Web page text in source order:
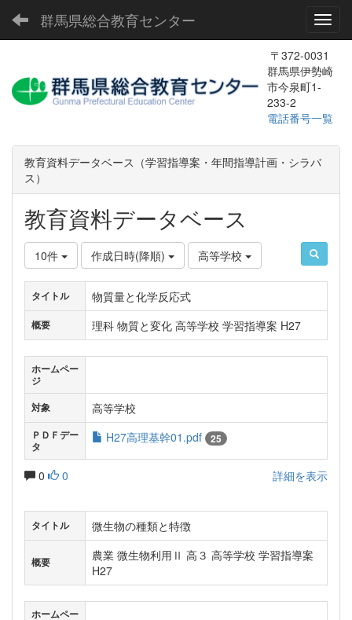
群馬県総合教育センター
〒372-0031
群馬県伊勢崎
市今泉町1-
233-2
電話番号一覧
教育資料データベース（学習指導案・年間指導計画・シラバ
ス）
教育資料データベース
10件 作成日時(降順) 高等学校
タイトル 物質量と化学反応式
概要 理科 物質と変化 高等学校 学習指導案 H27
ホームペー
ジ
対象
高等学校
ＰＤＦデー
タ
H27高理基幹01.pdf 25
0 0 詳細を表示
タイトル 微生物の種類と特徴
概要
農業 微生物利用Ⅱ 高３ 高等学校 学習指導案
H27
ホームペー